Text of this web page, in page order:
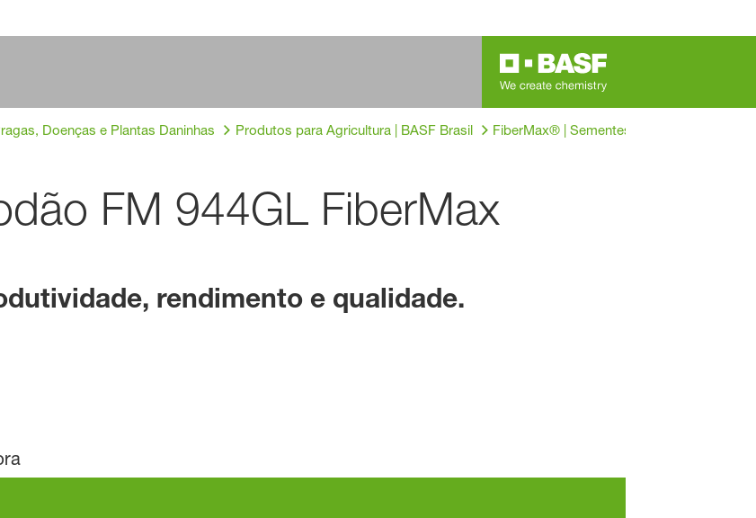
Doenças e Plantas Daninhas Produtos para Agricultura | BASF Brasil FiberMax® | Sementes de Algodão BASF.
FM 944GL FiberMax
rendimento e qualidade.